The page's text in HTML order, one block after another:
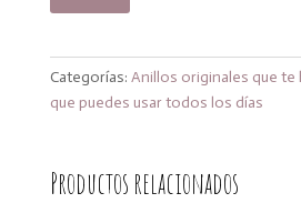
Categorías: Anillos originales que te
que puedes usar todos los días
Productos relacionados